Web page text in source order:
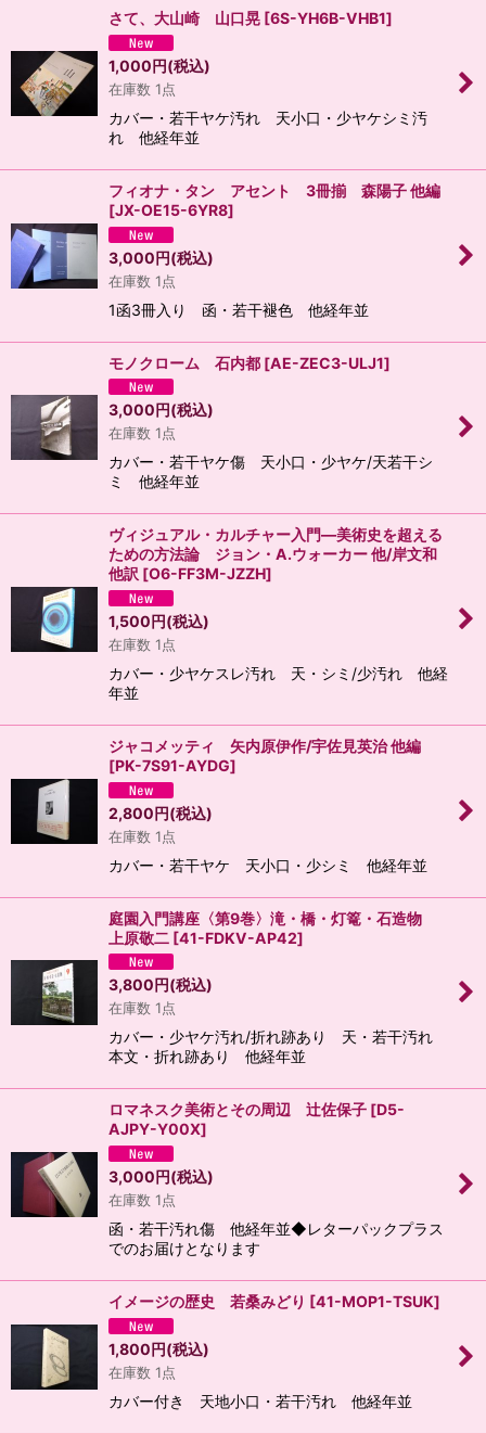
さて、大山崎 山口晃 [6S-YH6B-VHB1]
1,000円(税込)
在庫数 1点
カバー・若干ヤケ汚れ 天小口・少ヤケシミ汚
れ 他経年並
フィオナ・タン アセント 3冊揃 森陽子 他編
[JX-OE15-6YR8]
3,000円(税込)
在庫数 1点
1函3冊入り 函・若干褪色 他経年並
モノクローム 石内都 [AE-ZEC3-ULJ1]
3,000円(税込)
在庫数 1点
カバー・若干ヤケ傷 天小口・少ヤケ/天若干シ
ミ 他経年並
ヴィジュアル・カルチャー入門―美術史を超える
ための方法論 ジョン・A.ウォーカー 他/岸文和
他訳 [O6-FF3M-JZZH]
1,500円(税込)
在庫数 1点
カバー・少ヤケスレ汚れ 天・シミ/少汚れ 他経
年並
ジャコメッティ 矢内原伊作/宇佐見英治 他編
[PK-7S91-AYDG]
2,800円(税込)
在庫数 1点
カバー・若干ヤケ 天小口・少シミ 他経年並
庭園入門講座〈第9巻〉滝・橋・灯篭・石造物
上原敬二 [41-FDKV-AP42]
3,800円(税込)
在庫数 1点
カバー・少ヤケ汚れ/折れ跡あり 天・若干汚れ
本文・折れ跡あり 他経年並
ロマネスク美術とその周辺 辻佐保子 [D5-
AJPY-Y00X]
3,000円(税込)
在庫数 1点
函・若干汚れ傷 他経年並◆レターパックプラス
でのお届けとなります
イメージの歴史 若桑みどり [41-MOP1-TSUK]
1,800円(税込)
在庫数 1点
カバー付き 天地小口・若干汚れ 他経年並